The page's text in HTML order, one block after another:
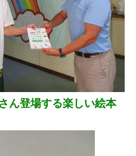
ん登場する楽しい絵本